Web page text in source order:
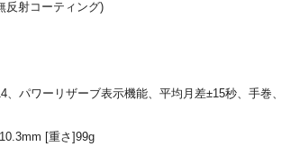
反射コーティング)
パワーリザーブ表示機能、平均月差±15秒、手巻、
[重さ]99g